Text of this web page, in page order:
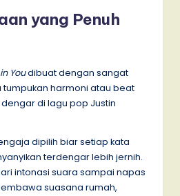
yang Penuh
Youdibuat dengan sangat
tumpukan harmoni atau beat
di lagu pop Justin
dipilih biar setiap kata
terdengar lebih jernih.
intonasi suara sampai napas
suasana rumah,